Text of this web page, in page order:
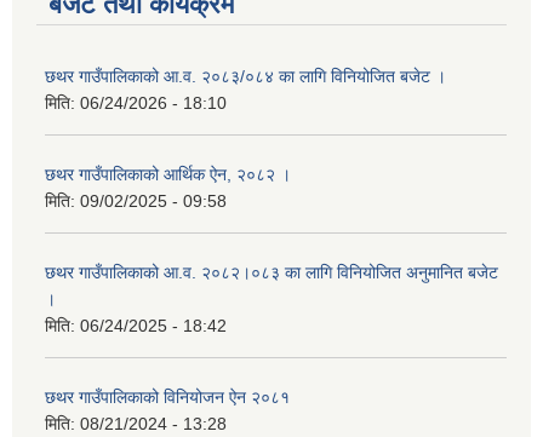
छथर गाउँपालिकाको आ.व. २०८३/०८४ का लागि विनियोजित बजेट ।
मिति: 06/24/2026 - 18:10
छथर गाउँपालिकाको आर्थिक ऐन, २०८२ ।
मिति: 09/02/2025 - 09:58
छथर गाउँपालिकाको आ.व. २०८२।०८३ का लागि विनियोजित अनुमानित बजेट
।
मिति: 06/24/2025 - 18:42
छथर गाउँपालिकाको विनियोजन ऐन २०८१
मिति: 08/21/2024 - 13:28